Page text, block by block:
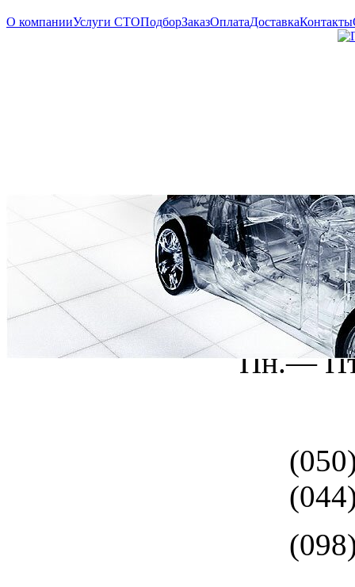
О компанииУслуги СТОПодборЗаказОплатаДоставкаКонтакты
Пн.—